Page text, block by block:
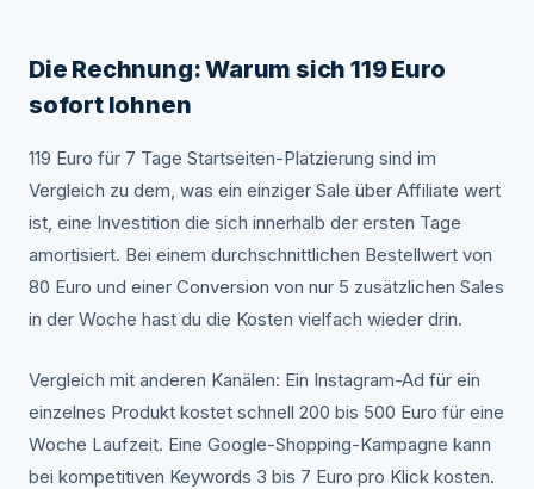
Die Rechnung: Warum sich 119 Euro
sofort lohnen
119 Euro für 7 Tage Startseiten-Platzierung sind im
Vergleich zu dem, was ein einziger Sale über Affiliate wert
ist, eine Investition die sich innerhalb der ersten Tage
amortisiert. Bei einem durchschnittlichen Bestellwert von
80 Euro und einer Conversion von nur 5 zusätzlichen Sales
in der Woche hast du die Kosten vielfach wieder drin.
Vergleich mit anderen Kanälen: Ein Instagram-Ad für ein
einzelnes Produkt kostet schnell 200 bis 500 Euro für eine
Woche Laufzeit. Eine Google-Shopping-Kampagne kann
bei kompetitiven Keywords 3 bis 7 Euro pro Klick kosten.